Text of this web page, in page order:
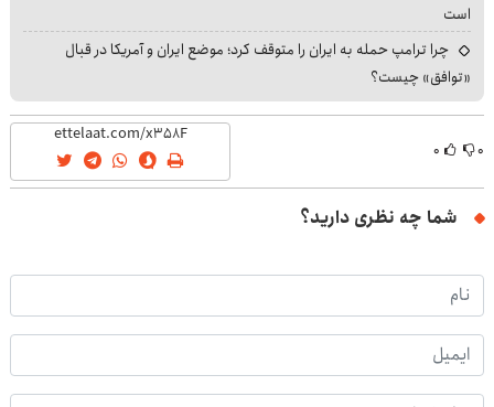
است
چرا ترامپ حمله به ایران را متوقف کرد؛ موضع ایران و آمریکا در قبال
«توافق» چیست؟
۰ ۰
شما چه نظری دارید؟